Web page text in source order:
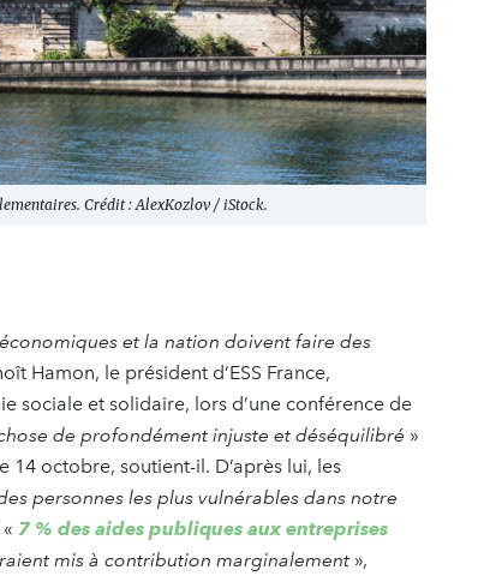
Crédit : AlexKozlov / iStock.
et la nation doivent faire des
Hamon, le président d’ESS France,
sociale et solidaire, lors d’une conférence de
de profondément injuste et déséquilibré »
octobre, soutient-il. D’après lui, les
personnes les plus vulnérables dans notre
7 % des aides publiques aux entreprises
mis à contribution marginalement »,